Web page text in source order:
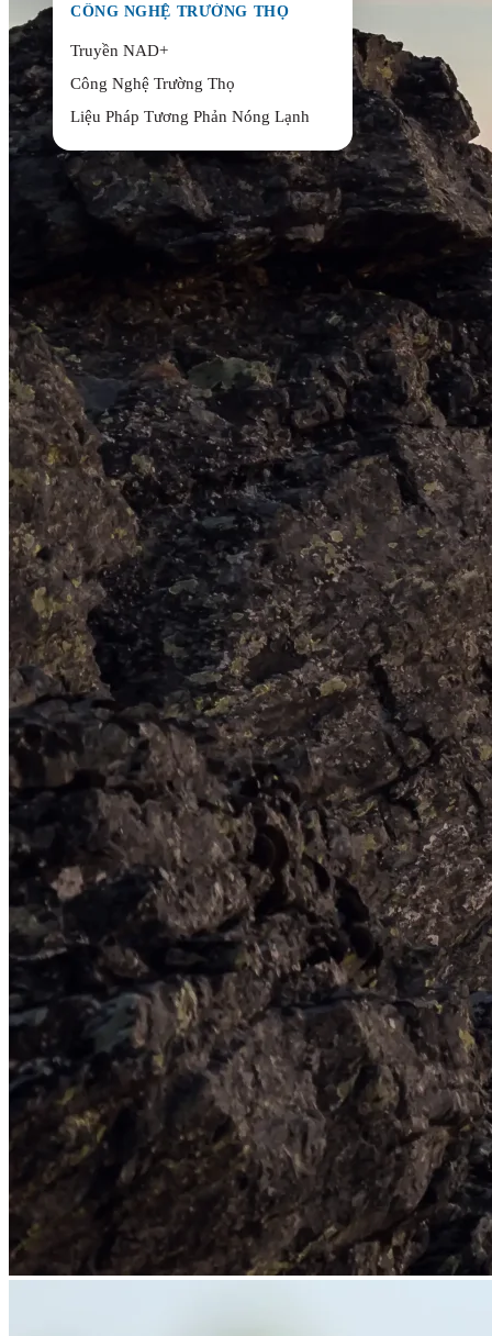
CÔNG NGHỆ TRƯỜNG THỌ
Truyền NAD+
Công Nghệ Trường Thọ
Liệu Pháp Tương Phản Nóng Lạnh